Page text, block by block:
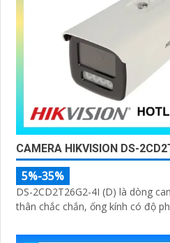
CAMERA HIKVISION DS-
5%-35%
DS-2CD2T26G2-4I (D) là dòng
thân chắc chắn, ống kính có độ